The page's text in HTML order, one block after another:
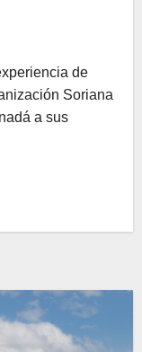
de
Soriana
a sus